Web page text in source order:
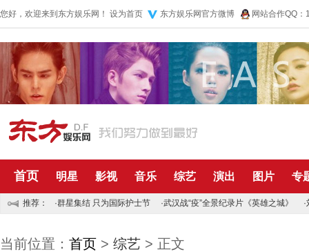
您好，欢迎来到东方娱乐网！ 设为首页 东方娱乐网官方微博 网站合作QQ
首页 明星 影视 音乐 综艺 演出 图片 专
推荐： ·群星集结 只为国际护士节 ·武汉战“疫”全景纪录片《英雄之城》 ·
当前位置： 首页 > 综艺 > 正文